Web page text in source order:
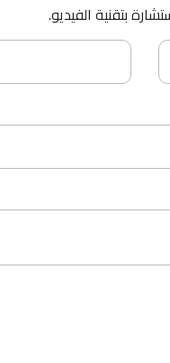
بتقنية الفيديو.